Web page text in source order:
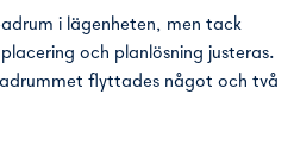
i lägenheten, men tack
och planlösning justeras.
flyttades något och två